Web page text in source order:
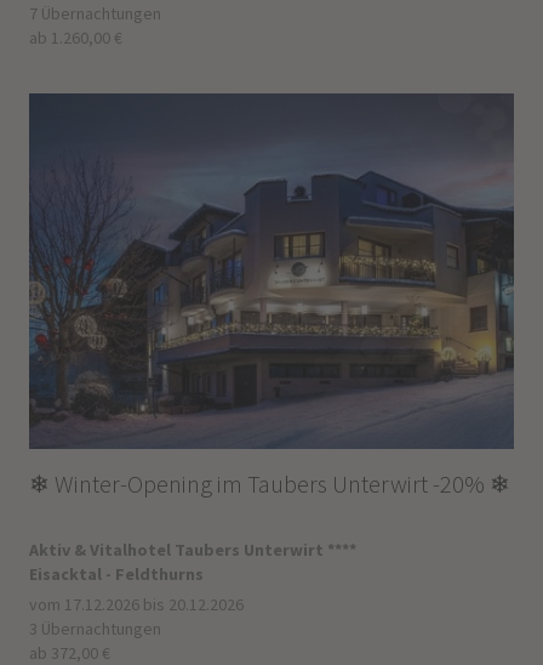
7 Übernachtungen
ab 1.260,00 €
❄ Winter-Opening im Taubers Unterwirt -20% ❄
Aktiv & Vitalhotel Taubers Unterwirt ****
Eisacktal - Feldthurns
vom 17.12.2026 bis 20.12.2026
3 Übernachtungen
ab 372,00 €